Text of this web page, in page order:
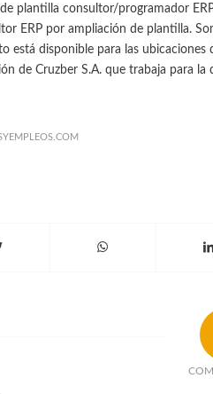
plantilla consultor/programador
ERP por ampliación de plantilla.
está disponible para las ubicaciones
de Cruzber S.A. que trabaja para la